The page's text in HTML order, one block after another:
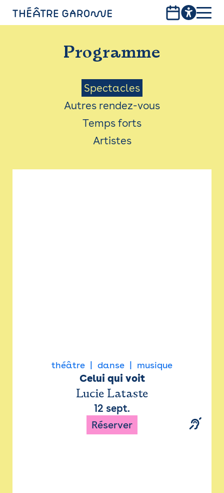
PROGRAMME
INFOS PRATIQUES
AVEC LES PUBLICS
ACCESSIBILITÉ
LES PRODUCTIONS
Programme
Menu
Saison
Spectacles
Autres rendez-vous
Temps forts
Artistes
théâtre danse musique
Celui qui voit
Lucie Lataste
12 sept.
Réserver